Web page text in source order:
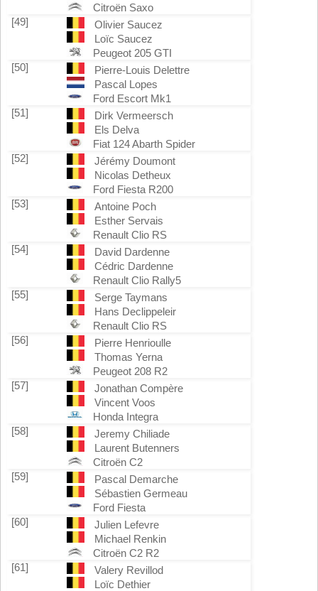
Citroën Saxo
[49]
Olivier Saucez
Loïc Saucez
Peugeot 205 GTI
[50]
Pierre-Louis Delettre
Pascal Lopes
Ford Escort Mk1
[51]
Dirk Vermeersch
Els Delva
Fiat 124 Abarth Spider
[52]
Jérémy Doumont
Nicolas Detheux
Ford Fiesta R200
[53]
Antoine Poch
Esther Servais
Renault Clio RS
[54]
David Dardenne
Cédric Dardenne
Renault Clio Rally5
[55]
Serge Taymans
Hans Declippeleir
Renault Clio RS
[56]
Pierre Henrioulle
Thomas Yerna
Peugeot 208 R2
[57]
Jonathan Compère
Vincent Voos
Honda Integra
[58]
Jeremy Chiliade
Laurent Butenners
Citroën C2
[59]
Pascal Demarche
Sébastien Germeau
Ford Fiesta
[60]
Julien Lefevre
Michael Renkin
Citroën C2 R2
[61]
Valery Revillod
Loïc Dethier